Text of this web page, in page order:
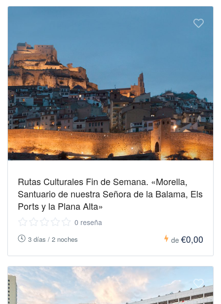
Rutas Culturales Fin de Semana. «Morella,
Santuario de nuestra Señora de la Balama, Els
Ports y la Plana Alta»
0 reseña
3 días / 2 noches de €0,00